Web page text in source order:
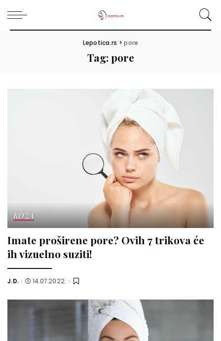
Lepotica.rs >pore
Tag:pore
KOŽA
Imate proširene pore? Ovih 7 trikova će
ih vizuelno suziti!
Posted
J.D. 14.07.2022.